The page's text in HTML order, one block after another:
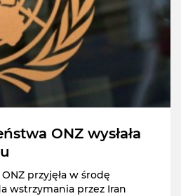
ONZ wysłała
przyjęła w środę
wstrzymania przez Iran